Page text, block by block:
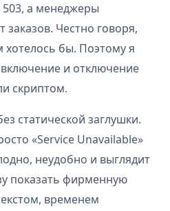
503, а менеджеры
заказов. Честно говоря,
бы. Поэтому я
включение и отключение
скриптом.
статической заглушки.
«Service Unavailable»
неудобно и выглядит
показать фирменную
временем